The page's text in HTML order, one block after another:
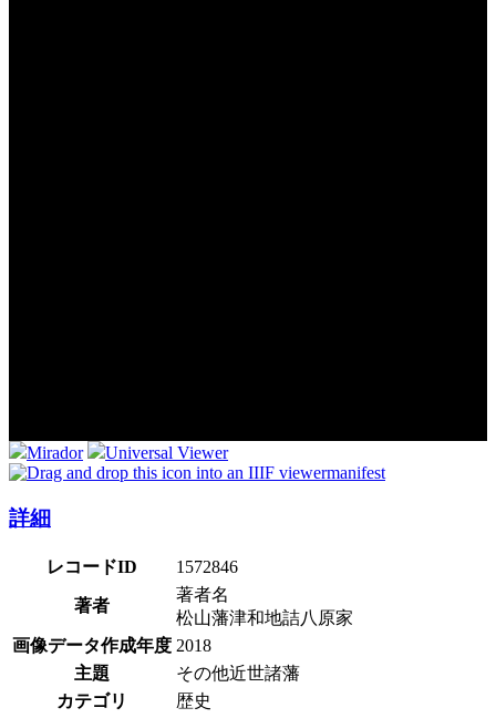
Mirador
Universal Viewer
manifest
詳細
レコードID 1572846
著者
著者名
松山藩津和地詰八原家
画像データ作成年度 2018
主題
その他近世諸藩
カテゴリ
歴史